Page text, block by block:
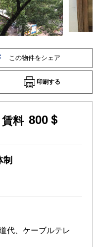
この物件をシェア
印刷する
賃料 800＄
制
代、ケーブルテレ